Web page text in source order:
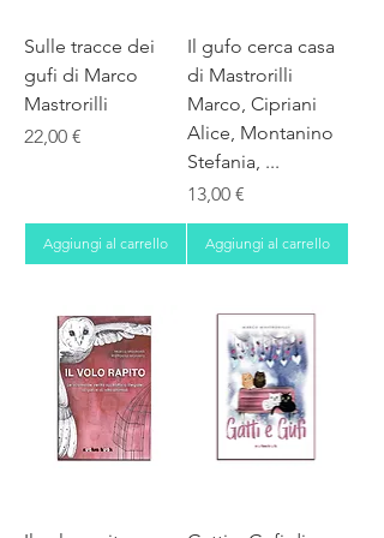
Sulle tracce dei
gufi di Marco
Mastrorilli
Prezzo
22,00 €
Aggiungi al carrello
Il gufo cerca casa
di Mastrorilli
Marco, Cipriani
Alice, Montanino
Stefania, ...
Prezzo
13,00 €
Aggiungi al carrello